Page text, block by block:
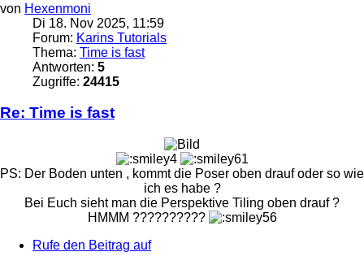
von Hexenmoni
Di 18. Nov 2025, 11:59
Forum: Karins Tutorials
Thema: Time is fast
Antworten: 5
Zugriffe: 24415
Re: Time is fast
PS: Der Boden unten , kommt die Poser oben drauf oder so wie
ich es habe ?
Bei Euch sieht man die Perspektive Tiling oben drauf ?
HMMM ??????????
Rufe den Beitrag auf